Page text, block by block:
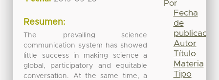
Resumen:
The prevailing science
communication system has showed
little success in making science a
global, participatory and equitable
conversation. At the same time, a
Por
Fecha
de
publicación
Autor
Título
Materia
Tipo